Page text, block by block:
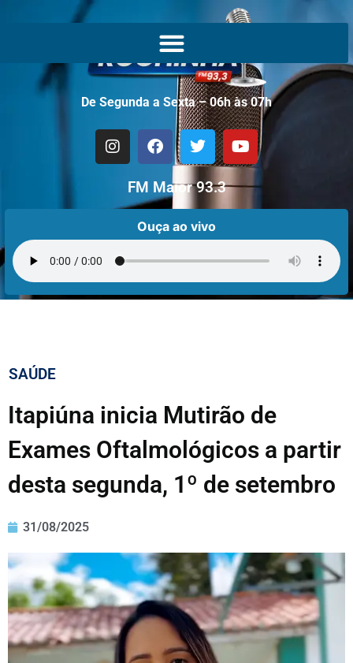
De Segunda a Sexta – 06h às 07h
FM Maior 93.3
Ouça ao vivo
SAÚDE
Itapiúna inicia Mutirão de
Exames Oftalmológicos a partir
desta segunda, 1º de setembro
31/08/2025